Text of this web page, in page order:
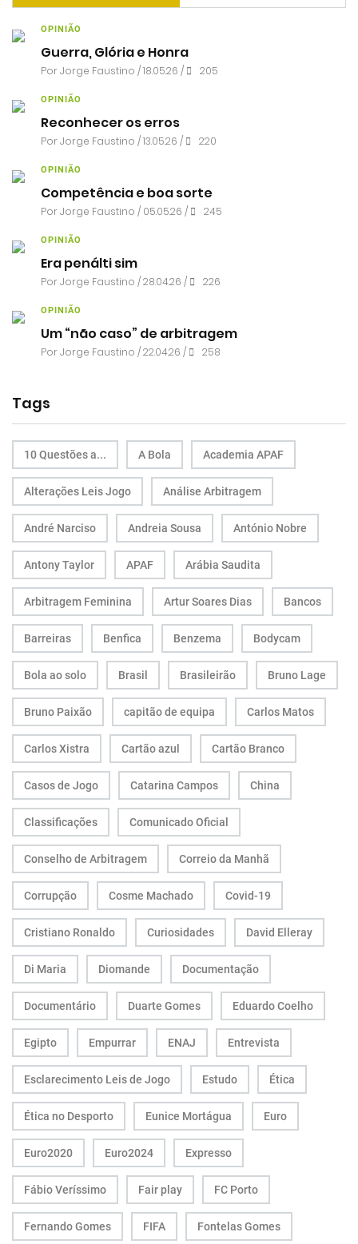
OPINIÃO
Guerra, Glória e Honra
PorJorge Faustino / 18.05.26 / 205
OPINIÃO
Reconhecer os erros
PorJorge Faustino / 13.05.26 / 220
OPINIÃO
Competência e boa sorte
PorJorge Faustino / 05.05.26 / 245
OPINIÃO
Era penálti sim
PorJorge Faustino / 28.04.26 / 226
OPINIÃO
Um “não caso” de arbitragem
PorJorge Faustino / 22.04.26 / 258
Tags
10 Questões a... A Bola Academia APAF
Alterações Leis Jogo Análise Arbitragem
André Narciso Andreia Sousa António Nobre
Antony Taylor APAF Arábia Saudita
Arbitragem Feminina Artur Soares Dias Bancos
Barreiras Benfica Benzema Bodycam
Bola ao solo Brasil Brasileirão Bruno Lage
Bruno Paixão capitão de equipa Carlos Matos
Carlos Xistra Cartão azul Cartão Branco
Casos de Jogo Catarina Campos China
Classificações Comunicado Oficial
Conselho de Arbitragem Correio da Manhã
Corrupção Cosme Machado Covid-19
Cristiano Ronaldo Curiosidades David Elleray
Di Maria Diomande Documentação
Documentário Duarte Gomes Eduardo Coelho
Egipto Empurrar ENAJ Entrevista
Esclarecimento Leis de Jogo Estudo Ética
Ética no Desporto Eunice Mortágua Euro
Euro2020 Euro2024 Expresso
Fábio Veríssimo Fair play FC Porto
Fernando Gomes FIFA Fontelas Gomes